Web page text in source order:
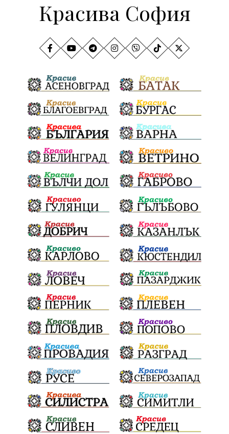
Красива София